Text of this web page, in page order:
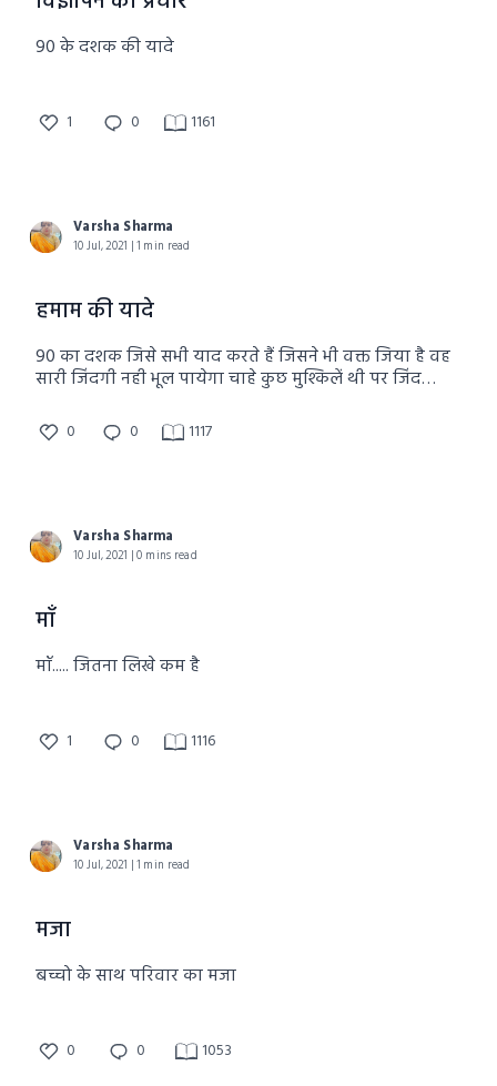
90 के दशक की यादे
1 0 1161
Varsha Sharma
10 Jul, 2021 | 1 min read
हमाम की यादे
90 का दशक जिसे सभी याद करते हैं जिसने भी वक्त जिया है वह
सारी जिंदगी नही भूल पायेगा चाहे कुछ मुश्किलें थी पर जिंदगी
0 0 1117
Varsha Sharma
10 Jul, 2021 | 0 mins read
माँ
माँ..... जितना लिखे कम है
1 0 1116
Varsha Sharma
10 Jul, 2021 | 1 min read
मजा
बच्चो के साथ परिवार का मजा
0 0 1053